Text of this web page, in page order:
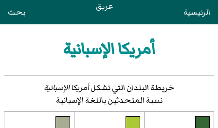
الرئيسية عريق بحث
أمريكا الإسبانية
خريطة البلدان التي تشكلأمريكا الإسبانية
نسبة المتحدثين باللغة الإسبانية